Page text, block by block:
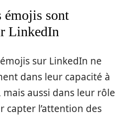
émojis sont
LinkedIn
sur LinkedIn ne
dans leur capacité à
aussi dans leur rôle
l’attention des